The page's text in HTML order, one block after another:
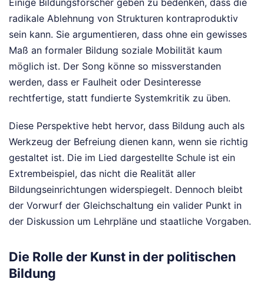
Einige Bildungsforscher geben zu bedenken, dass die
radikale Ablehnung von Strukturen kontraproduktiv
sein kann. Sie argumentieren, dass ohne ein gewisses
Maß an formaler Bildung soziale Mobilität kaum
möglich ist. Der Song könne so missverstanden
werden, dass er Faulheit oder Desinteresse
rechtfertige, statt fundierte Systemkritik zu üben.
Diese Perspektive hebt hervor, dass Bildung auch als
Werkzeug der Befreiung dienen kann, wenn sie richtig
gestaltet ist. Die im Lied dargestellte Schule ist ein
Extrembeispiel, das nicht die Realität aller
Bildungseinrichtungen widerspiegelt. Dennoch bleibt
der Vorwurf der Gleichschaltung ein valider Punkt in
der Diskussion um Lehrpläne und staatliche Vorgaben.
Die Rolle der Kunst in der politischen
Bildung